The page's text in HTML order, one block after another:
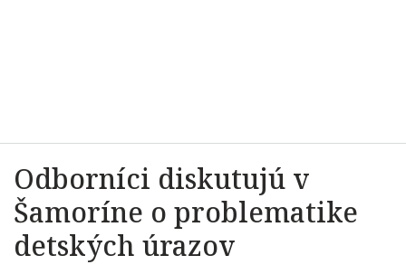
Odborníci diskutujú v
Šamoríne o problematike
detských úrazov